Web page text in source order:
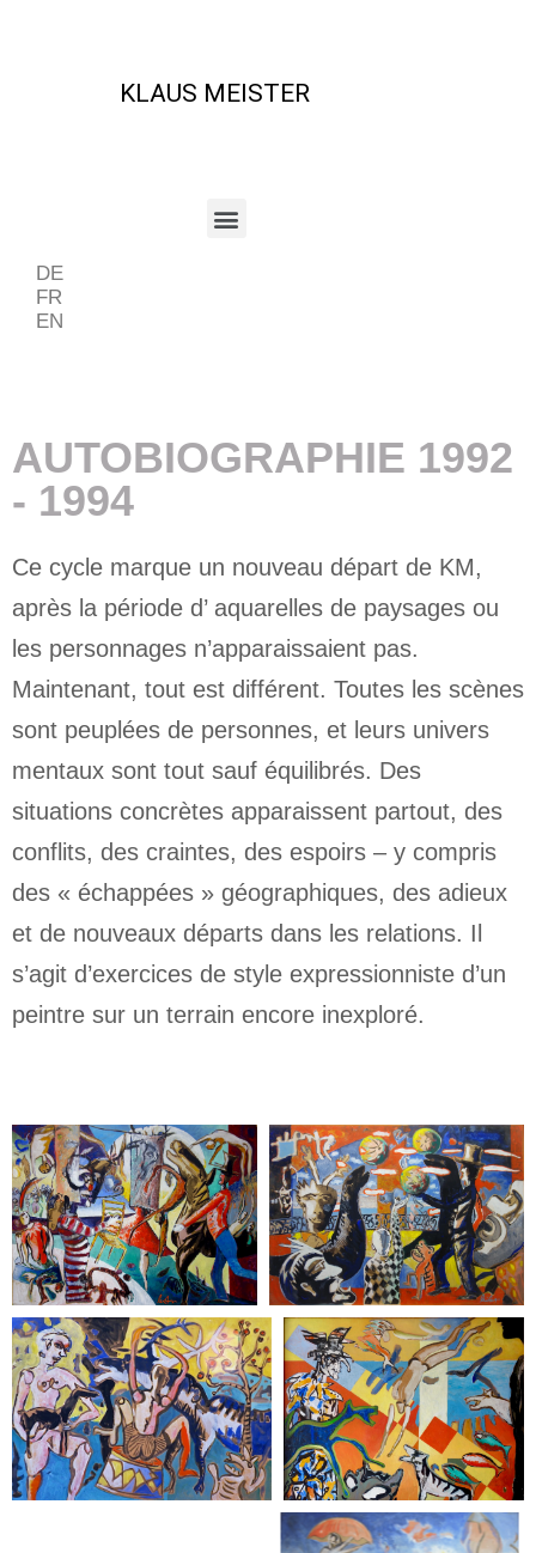
KLAUS MEISTER
DE
FR
EN
AUTOBIOGRAPHIE 1992
- 1994
Ce cycle marque un nouveau départ de KM,
après la période d’ aquarelles de paysages ou
les personnages n’apparaissaient pas.
Maintenant, tout est différent. Toutes les scènes
sont peuplées de personnes, et leurs univers
mentaux sont tout sauf équilibrés. Des
situations concrètes apparaissent partout, des
conflits, des craintes, des espoirs – y compris
des « échappées » géographiques, des adieux
et de nouveaux départs dans les relations. Il
s’agit d’exercices de style expressionniste d’un
peintre sur un terrain encore inexploré.